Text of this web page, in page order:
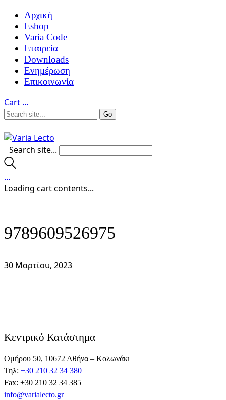
Αρχική
Eshop
Varia Code
Εταιρεία
Downloads
Ενημέρωση
Επικοινωνία
Cart …
Search site...
…
Loading cart contents...
9789609526975
30 Μαρτίου, 2023
Κεντρικό Κατάστημα
Ομήρου 50, 10672 Αθήνα – Κολωνάκι
Τηλ: +30 210 32 34 380
Fax: +30 210 32 34 385
info@varialecto.gr